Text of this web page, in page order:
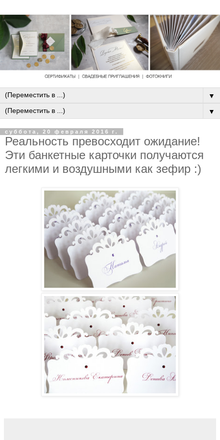
▼
▼
суббота, 20 февраля 2016 г.
Реальность превосходит ожидание!
Эти банкетные карточки получаются
легкими и воздушными как зефир :)